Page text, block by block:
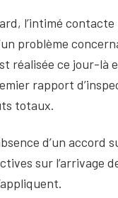
l’intimé
problème
réalisée ce jour-là
rapport
totaux.
d’un accord
sur l’arrivage